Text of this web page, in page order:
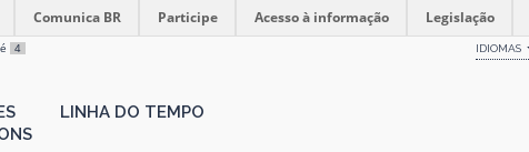
Comunica BR Participe Acesso à informação Legislação
4 IDIOMAS
LINHA DO TEMPO